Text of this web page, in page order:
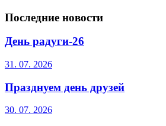
Последние новости
День радуги-26
31. 07. 2026
Празднуем день друзей
30. 07. 2026